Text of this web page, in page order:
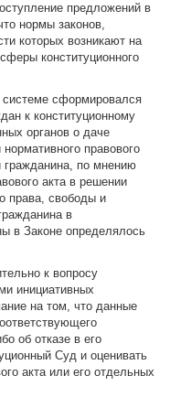
предложений в
нормы законов,
которых возникают на
конституционного
системе сформировался
к конституционному
органов о даче
правового
гражданина, по мнению
акта в решении
права, свободы и
в
в Законе определялось
к вопросу
инициативных
на том, что данные
об отказе в его
Суд и оценивать
акта или его отдельных